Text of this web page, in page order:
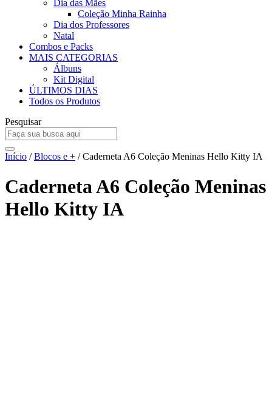
Dia das Mães
Coleção Minha Rainha
Dia dos Professores
Natal
Combos e Packs
MAIS CATEGORIAS
Álbuns
Kit Digital
ÚLTIMOS DIAS
Todos os Produtos
Pesquisar
Início /Blocos e + / Caderneta A6 Coleção Meninas Hello Kitty IA
Caderneta A6 Coleção Meninas
Hello Kitty IA